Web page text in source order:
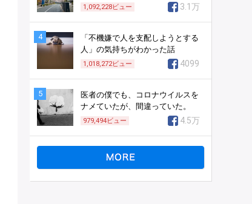
1,092,228ビュー 3.1万
4
「不機嫌で人を支配しようとする
人」の気持ちがわかった話
1,018,272ビュー 4099
5
医者の僕でも、コロナウイルスを
ナメていたが、間違っていた。
979,494ビュー 4.5万